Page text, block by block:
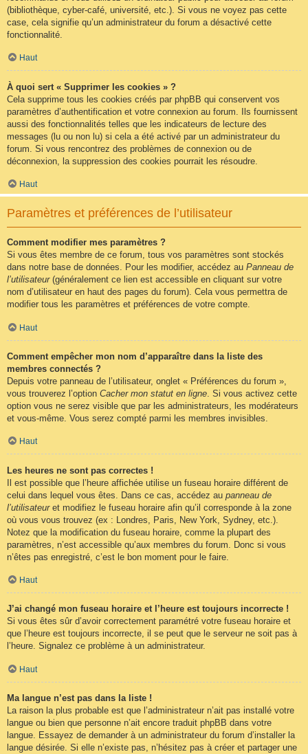
(bibliothèque, cyber-café, université, etc.). Si vous ne voyez pas cette
case, cela signifie qu’un administrateur du forum a désactivé cette
fonctionnalité.
Haut
À quoi sert « Supprimer les cookies » ?
Cela supprime tous les cookies créés par phpBB qui conservent vos
paramètres d’authentification et votre connexion au forum. Ils fournissent
aussi des fonctionnalités telles que les indicateurs de lecture des
messages (lu ou non lu) si cela a été activé par un administrateur du
forum. Si vous rencontrez des problèmes de connexion ou de
déconnexion, la suppression des cookies pourrait les résoudre.
Haut
Paramètres et préférences de l’utilisateur
Comment modifier mes paramètres ?
Si vous êtes membre de ce forum, tous vos paramètres sont stockés
dans notre base de données. Pour les modifier, accédez au Panneau de
l’utilisateur(généralement ce lien est accessible en cliquant sur votre
nom d’utilisateur en haut des pages du forum). Cela vous permettra de
modifier tous les paramètres et préférences de votre compte.
Haut
Comment empêcher mon nom d’apparaître dans la liste des
membres connectés ?
Depuis votre panneau de l’utilisateur, onglet « Préférences du forum »,
vous trouverez l’option Cacher mon statut en ligne . Si vous activez cette
option vous ne serez visible que par les administrateurs, les modérateurs
et vous-même. Vous serez compté parmi les membres invisibles.
Haut
Les heures ne sont pas correctes !
Il est possible que l’heure affichée utilise un fuseau horaire différent de
celui dans lequel vous êtes. Dans ce cas, accédez au panneau de
l’utilisateuret modifiez le fuseau horaire afin qu’il corresponde à la zone
où vous vous trouvez (ex : Londres, Paris, New York, Sydney, etc.).
Notez que la modification du fuseau horaire, comme la plupart des
paramètres, n’est accessible qu’aux membres du forum. Donc si vous
n’êtes pas enregistré, c’est le bon moment pour le faire.
Haut
J’ai changé mon fuseau horaire et l’heure est toujours incorrecte !
Si vous êtes sûr d’avoir correctement paramétré votre fuseau horaire et
que l’heure est toujours incorrecte, il se peut que le serveur ne soit pas à
l’heure. Signalez ce problème à un administrateur.
Haut
Ma langue n’est pas dans la liste !
La raison la plus probable est que l’administrateur n’ait pas installé votre
langue ou bien que personne n’ait encore traduit phpBB dans votre
langue. Essayez de demander à un administrateur du forum d’installer la
langue désirée. Si elle n’existe pas, n’hésitez pas à créer et partager une